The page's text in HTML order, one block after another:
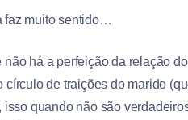
faz muito sentido…
não há a perfeição da relação
círculo de traições do marido
isso quando não são